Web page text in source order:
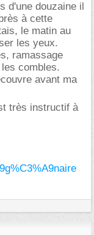
d'une douzaine il
à cette
le matin au
les yeux.
ramassage
combles.
avant ma
très instructif à